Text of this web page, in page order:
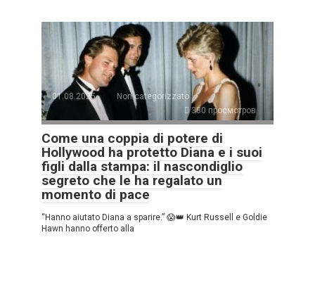
01.08.2025
Non categorizzato
380 просмотров
Come una coppia di potere di
Hollywood ha protetto Diana e i suoi
figli dalla stampa: il nascondiglio
segreto che le ha regalato un
momento di pace
“Hanno aiutato Diana a sparire.” 😱👑 Kurt Russell e Goldie
Hawn hanno offerto alla